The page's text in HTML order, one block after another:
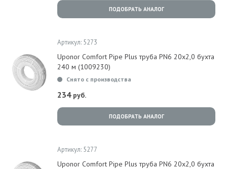
ПОДОБРАТЬ АНАЛОГ
Артикул: 5273
Uponor Comfort Pipe Plus труба PN6 20x2,0 бухта
240 м (1009230)
Снято с производства
234 руб.
ПОДОБРАТЬ АНАЛОГ
Артикул: 5277
Uponor Comfort Pipe Plus труба PN6 20x2,0 бухта